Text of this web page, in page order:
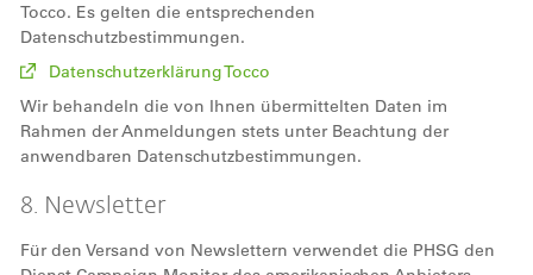
Tocco. Es gelten die entsprechenden
Datenschutzbestimmungen.
Datenschutzerklärung Tocco
Wir behandeln die von Ihnen übermittelten Daten im
Rahmen der Anmeldungen stets unter Beachtung der
anwendbaren Datenschutzbestimmungen.
8. Newsletter
Für den Versand von Newslettern verwendet die PHSG den